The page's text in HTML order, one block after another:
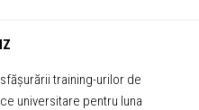
training-urilor de
universitare pentru luna